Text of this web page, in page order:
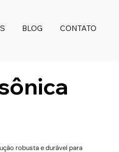
BLOG CONTATO
robusta e durável para